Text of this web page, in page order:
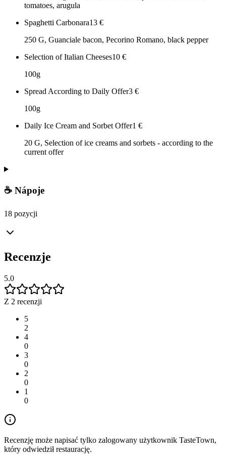
tomatoes, arugula
Spaghetti Carbonara13 €
250 G, Guanciale bacon, Pecorino Romano, black pepper
Selection of Italian Cheeses10 €
100g
Spread According to Daily Offer3 €
100g
Daily Ice Cream and Sorbet Offer1 €
20 G, Selection of ice creams and sorbets - according to the
current offer
☕ Nápoje
18 pozycji
Recenzje
5.0
Z 2 recenzji
5
2
4
0
3
0
2
0
1
0
Recenzję może napisać tylko zalogowany użytkownik TasteTown,
który odwiedził restaurację.